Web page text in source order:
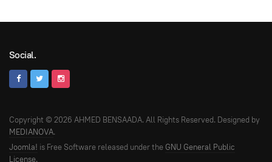
Social.
Copyright © 2026 AHMED BENSAADA. All Rights Reserved. Designed by
MEDIANOVA.
Joomla! is Free Software released under the GNU General Public
License.